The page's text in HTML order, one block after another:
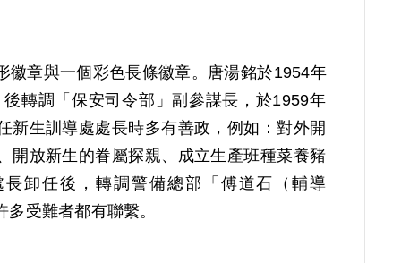
徽章與一個彩色長條徽章。唐湯銘於1954年
轉調「保安司令部」副參謀長，於1959年
新生訓導處處長時多有善政，例如：對外開
開放新生的眷屬探親、成立生產班種菜養豬
卸任後，轉調警備總部「傅道石（輔導
受難者都有聯繫。